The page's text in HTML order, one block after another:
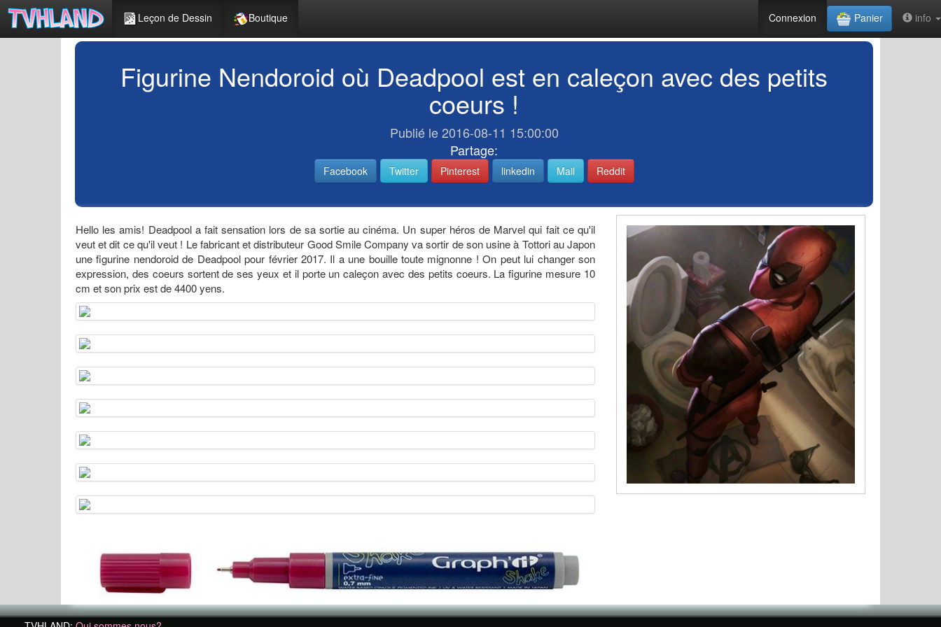
Leçon de Dessin Boutique Connexion Panier info
Figurine Nendoroid où Deadpool est en caleçon avec des petits
coeurs !
Publié le 2016-08-11 15:00:00
Partage:
Facebook Twitter Pinterest linkedin Mail Reddit
Hello les amis! Deadpool a fait sensation lors de sa sortie au cinéma. Un super héros de Marvel qui fait ce qu'il
veut et dit ce qu'il veut ! Le fabricant et distributeur Good Smile Company va sortir de son usine à Tottori au Japon
une figurine nendoroid de Deadpool pour février 2017. Il a une bouille toute mignonne ! On peut lui changer son
expression, des coeurs sortent de ses yeux et il porte un caleçon avec des petits coeurs. La figurine mesure 10
cm et son prix est de 4400 yens.